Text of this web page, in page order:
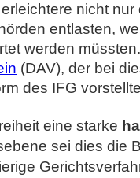
erleichtere nicht
entlasten,
werden
(DAV), der bei
des IFG
eine starke
sei dies die